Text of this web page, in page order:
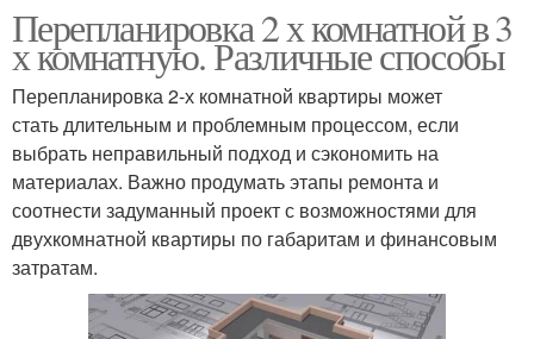
Перепланировка 2 х комнатной в 3
х комнатную. Различные способы
Перепланировка 2-х комнатной квартиры может
стать длительным и проблемным процессом, если
выбрать неправильный подход и сэкономить на
материалах. Важно продумать этапы ремонта и
соотнести задуманный проект с возможностями для
двухкомнатной квартиры по габаритам и финансовым
затратам.